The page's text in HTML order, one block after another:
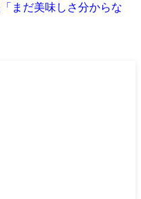
まだ美味しさ分からな